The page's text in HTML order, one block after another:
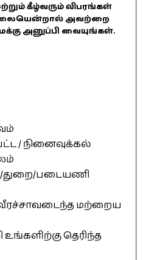
கீழ்வரும் விபரங்கள்
அவற்றை
அனுப்பி வையுங்கள்.
/ நினைவுக்கல்
துறை/படையணி
வீரச்சாவடைந்த மற்றைய
உங்களிற்கு தெரிந்த